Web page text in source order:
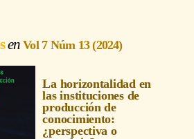
Vol 7 Núm 13 (2024)
La horizontalidad en
las instituciones de
producción de
conocimiento:
¿perspectiva o